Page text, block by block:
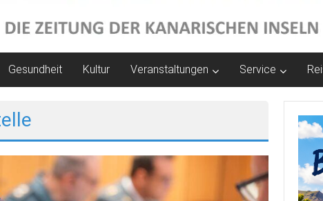
Gesundheit Kultur Veranstaltungen Service